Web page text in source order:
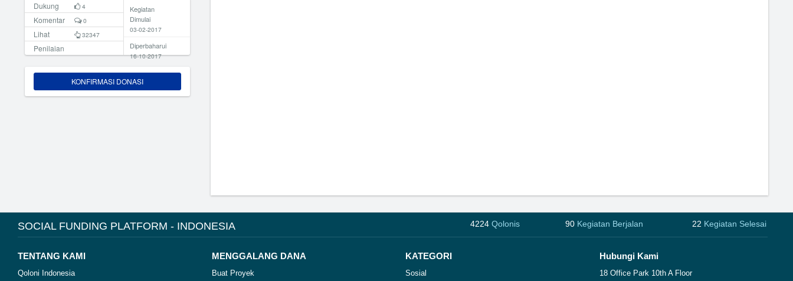
Dukung 4
Komentar 0
Lihat 32347
Penilaian
Kegiatan
Dimulai
03-02-2017
Diperbaharui
16-10-2017
KONFIRMASI DONASI
SOCIAL FUNDING PLATFORM - INDONESIA 4224 Qolonis 90 Kegiatan Berjalan 22 Kegiatan Selesai
TENTANG KAMI
Qoloni Indonesia
MENGGALANG DANA
Buat Proyek
KATEGORI
Sosial
Hubungi Kami
18 Office Park 10th A Floor